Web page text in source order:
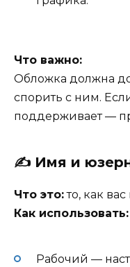
Что важно:
Обложка должна
спорить с ним.
поддерживает —
✍️ Имя и
Что это:то, как
Как использовать:
Рабочий —